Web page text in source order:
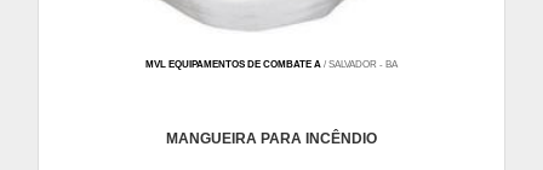
MVL EQUIPAMENTOS DE COMBATE A / SALVADOR - BA
MANGUEIRA PARA INCÊNDIO